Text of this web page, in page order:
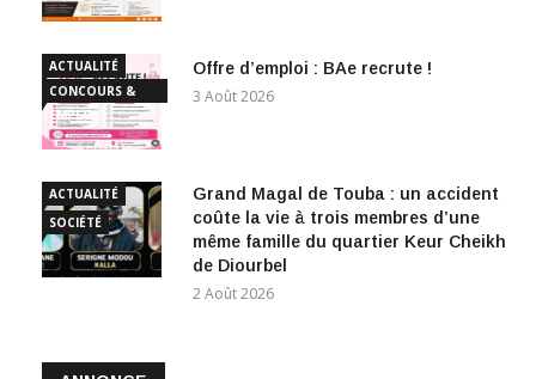
ACTUALITÉ
CONCOURS &
EMPLOI
Offre d’emploi : BAe recrute !
3 Août 2026
ACTUALITÉ
SOCIÉTÉ
Grand Magal de Touba : un accident
coûte la vie à trois membres d’une
même famille du quartier Keur Cheikh
de Diourbel
2 Août 2026